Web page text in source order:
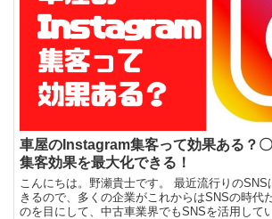
車屋のInstagram集客って効果ある？
集客効果を最大化できる！
こんにちは。野瀬貴士です。 最近流行りの
きるので、多くの企業がこれからはSNSの時代
のを目にして、中古車業界でもSNSを活用して